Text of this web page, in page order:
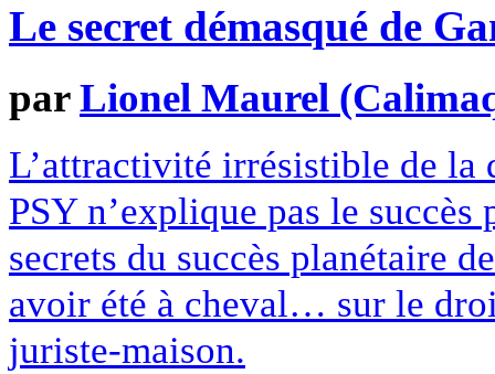
Le secret démasqué de
parLionel Maurel
L’attractivité irrésistible de la
PSY n’explique pas le
secrets du succès planétaire
avoir été à cheval… sur le
juriste-maison.